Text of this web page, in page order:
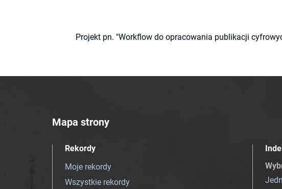
Projekt pn. "Workflow do opracowania publikacji
Mapa strony
Rekordy
Moje rekordy
Wszystkie rekordy